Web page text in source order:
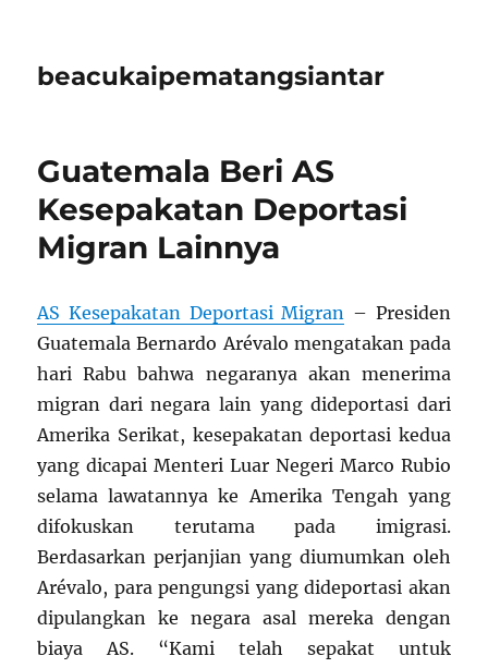
beacukaipematangsiantar
Guatemala Beri AS
Kesepakatan Deportasi
Migran Lainnya
AS Kesepakatan Deportasi Migran – Presiden
Guatemala Bernardo Arévalo mengatakan pada
hari Rabu bahwa negaranya akan menerima
migran dari negara lain yang dideportasi dari
Amerika Serikat, kesepakatan deportasi kedua
yang dicapai Menteri Luar Negeri Marco Rubio
selama lawatannya ke Amerika Tengah yang
difokuskan terutama pada imigrasi.
Berdasarkan perjanjian yang diumumkan oleh
Arévalo, para pengungsi yang dideportasi akan
dipulangkan ke negara asal mereka dengan
biaya AS. “Kami telah sepakat untuk